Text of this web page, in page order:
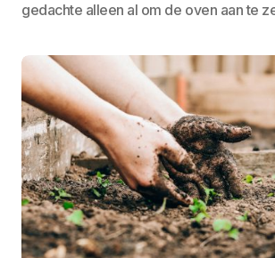
gedachte alleen al om de oven aan te